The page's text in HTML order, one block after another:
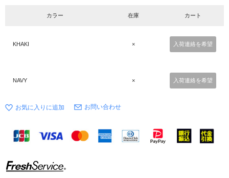
カラー 在庫 カート
KHAKI × 入荷連絡を希望
NAVY × 入荷連絡を希望
お問い合わせ